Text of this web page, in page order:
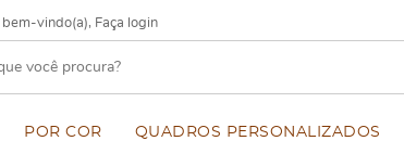
bem-vindo(a), Faça login
POR COR QUADROS PERSONALIZADOS